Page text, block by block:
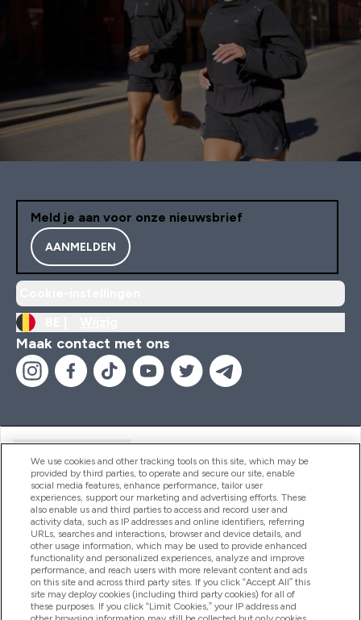
Meld je aan voor onze nieuwsbrief
AANMELDEN
Maak contact met ons
Producten
Company Information
Loyalty & Rewards
We use cookies and other tracking tools on this site, which may be
provided by third parties, to operate and secure our site, enable
social media features, enhance performance, tailor user
experiences, support our marketing and advertising efforts. These
also enable us and third parties to access and record user and
activity data, such as IP addresses and online identifiers, referring
URLs, searches and interactions, browser and device details, and
other usage information, which may be used to provide enhanced
functionality and personalized experiences, analyze and improve
performance, and reach users with more relevant content and ads
on this site and across third party sites. If you click “Accept All” this
site may deploy cookies (including third party cookies) for all of
these purposes. If you click “Limit Cookies,” your IP address and